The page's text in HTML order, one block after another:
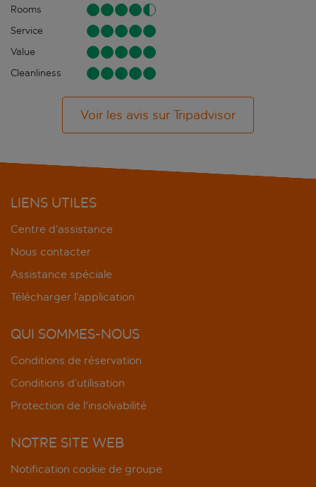
Rooms
Service
Value
Cleanliness
Voir les avis sur Tripadvisor
LIENS UTILES
Centre d’assistance
Nous contacter
Assistance spéciale
Télécharger l’application
QUI SOMMES-NOUS
Conditions de réservation
Conditions d’utilisation
Protection de l'insolvabilité
NOTRE SITE WEB
Notification cookie de groupe